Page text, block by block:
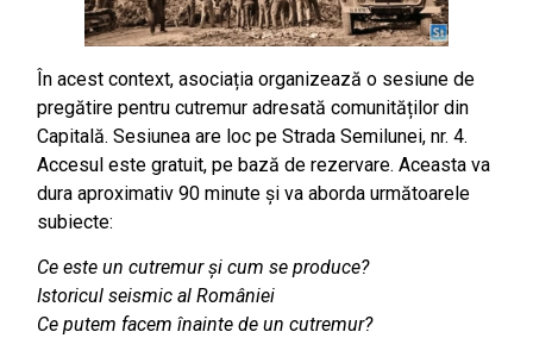
În acest context, asociația organizează o sesiune de
pregătire pentru cutremur adresată comunităților din
Capitală. Sesiunea are loc pe Strada Semilunei, nr. 4.
Accesul este gratuit, pe bază de rezervare. Aceasta va
dura aproximativ 90 minute și va aborda următoarele
subiecte:
Ce este un cutremur și cum se produce?
Istoricul seismic al României
Ce putem facem înainte de un cutremur?